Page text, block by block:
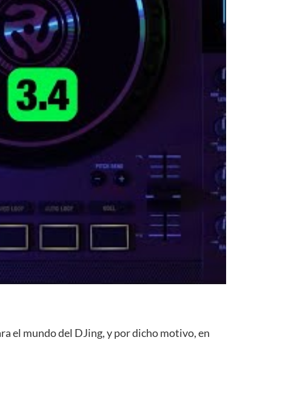
el mundo del DJing, y por dicho motivo, en